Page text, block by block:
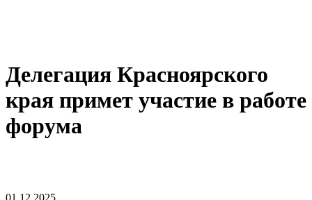
Делегация Красноярского
края примет участие в работе
форума
01.12.2025